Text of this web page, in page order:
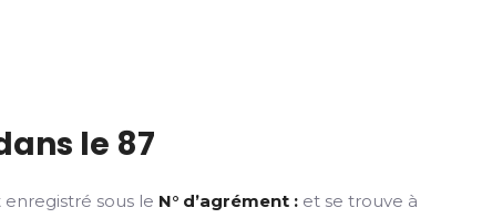
le 87
sous le N° d’agrément : et se trouve à